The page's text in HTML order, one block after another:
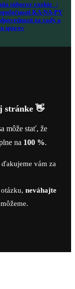
súborov cookie |
KA-NA-PY
za vady a
sporov
stránke 👋
môže stať, že
na 100 %.
vám za
neváhajte